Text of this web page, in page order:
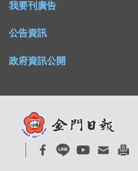
我要刊廣告
公告資訊
政府資訊公開